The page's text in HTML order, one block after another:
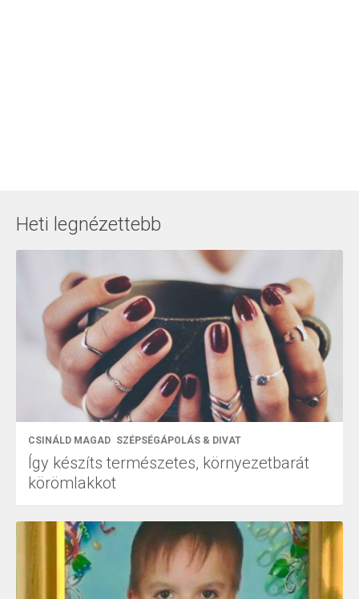
Heti legnézettebb
CSINÁLD MAGAD SZÉPSÉGÁPOLÁS & DIVAT
Így készíts természetes, környezetbarát
körömlakkot